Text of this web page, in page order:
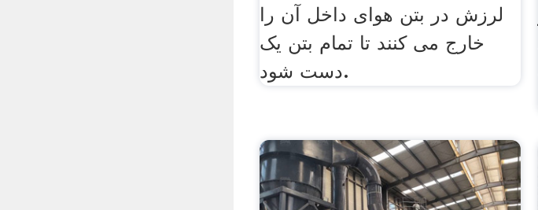
لرزش در بتن هوای داخل آن را
خارج می کنند تا تمام بتن یک
دست شود.